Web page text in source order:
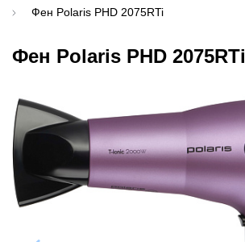
Фен Polaris PHD 2075RTi
Фен Polaris PHD 2075RTi